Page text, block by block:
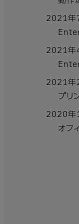
2021年
2021年
2021年
プリ
2020年
オフ